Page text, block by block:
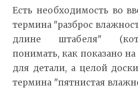
Есть необходимость во
термина "разброс
длине штабеля"
понимать, как показано на
для детали, а целой
термина "пятнистая